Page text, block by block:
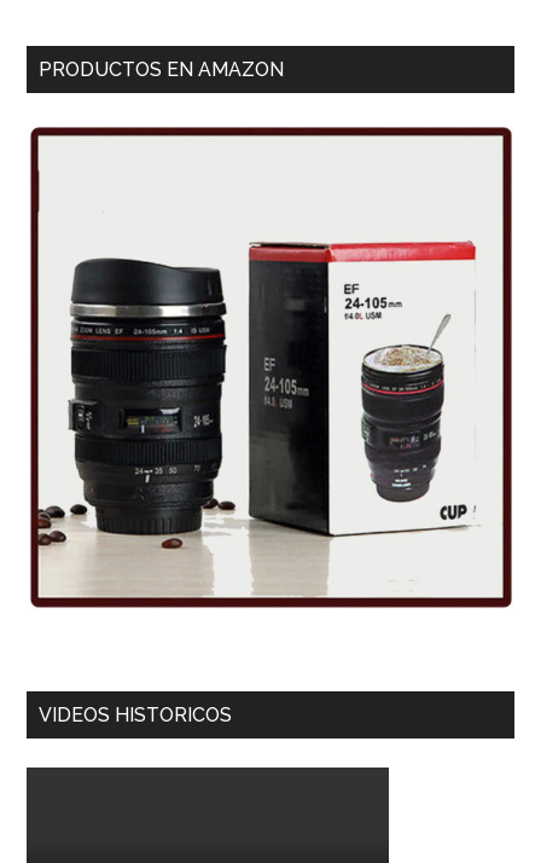
PRODUCTOS EN AMAZON
VIDEOS HISTORICOS